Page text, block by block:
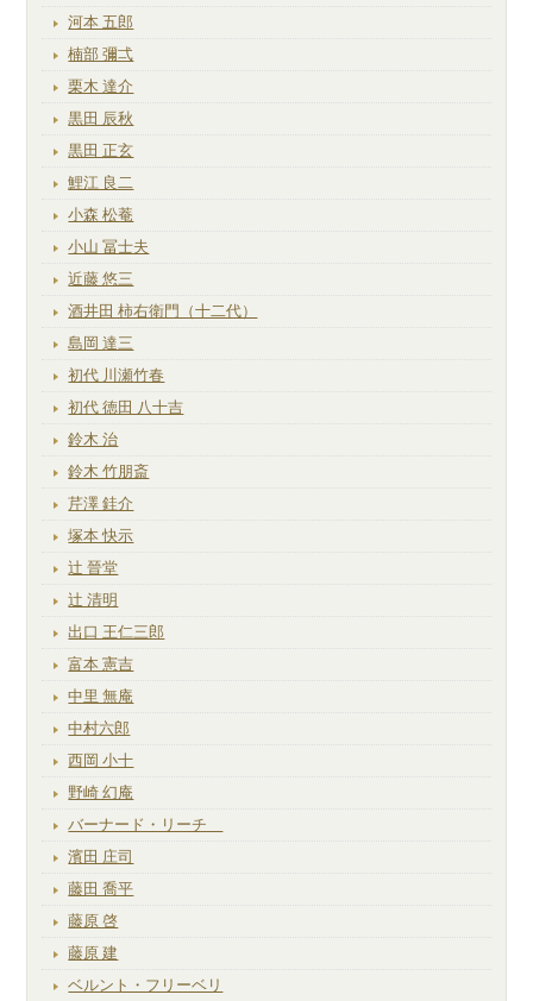
河本 五郎
楠部 彌弌
栗木 達介
黒田 辰秋
黒田 正玄
鯉江 良二
小森 松菴
小山 冨士夫
近藤 悠三
酒井田 柿右衛門（十二代）
島岡 達三
初代 川瀬竹春
初代 徳田 八十吉
鈴木 治
鈴木 竹朋斎
芹澤 銈介
塚本 快示
辻 晉堂
辻 清明
出口 王仁三郎
富本 憲吉
中里 無庵
中村六郎
西岡 小十
野崎 幻庵
バーナード・リーチ
濱田 庄司
藤田 喬平
藤原 啓
藤原 建
ベルント・フリーベリ